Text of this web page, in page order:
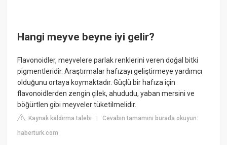
Hangi meyve beyne iyi gelir?
Flavonoidler, meyvelere parlak renklerini veren doğal bitki
pigmentleridir. Araştırmalar hafızayı geliştirmeye yardımcı
olduğunu ortaya koymaktadır. Güçlü bir hafıza için
flavonoidlerden zengin çilek, ahududu, yaban mersini ve
böğürtlen gibi meyveler tüketilmelidir.
Kaynak kaldırma talebi |Cevabın tamamını burada okuyun:
haberturk.com